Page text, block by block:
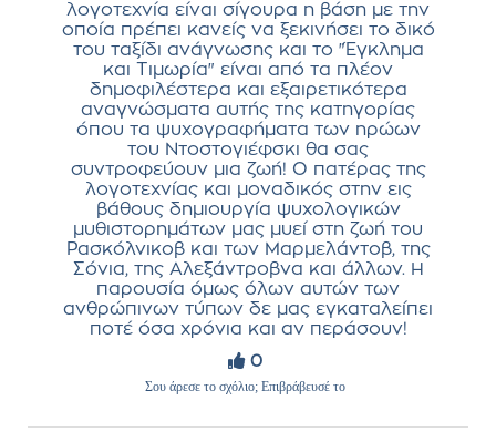
λογοτεχνία είναι σίγουρα η βάση με την
οποία πρέπει κανείς να ξεκινήσει το δικό
του ταξίδι ανάγνωσης και το "Έγκλημα
και Τιμωρία" είναι από τα πλέον
δημοφιλέστερα και εξαιρετικότερα
αναγνώσματα αυτής της κατηγορίας
όπου τα ψυχογραφήματα των ηρώων
του Ντοστογιέφσκι θα σας
συντροφεύουν μια ζωή! Ο πατέρας της
λογοτεχνίας και μοναδικός στην εις
βάθους δημιουργία ψυχολογικών
μυθιστορημάτων μας μυεί στη ζωή του
Ρασκόλνικοβ και των Μαρμελάντοβ, της
Σόνια, της Αλεξάντροβνα και άλλων. Η
παρουσία όμως όλων αυτών των
ανθρώπινων τύπων δε μας εγκαταλείπει
ποτέ όσα χρόνια και αν περάσουν!
0
Σου άρεσε το σχόλιο; Επιβράβευσέ το